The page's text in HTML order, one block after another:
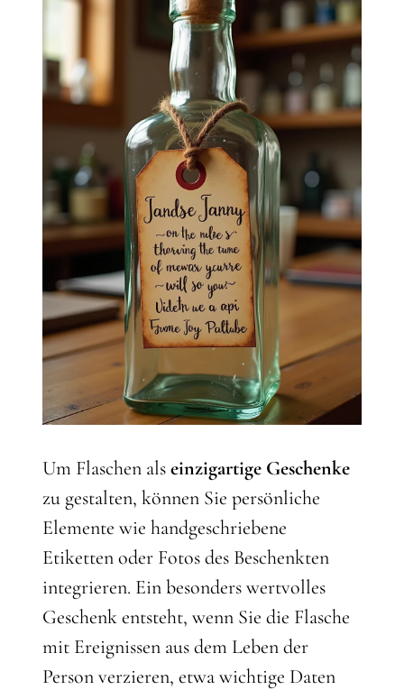
Um Flaschen alseinzigartige Geschenke
zu gestalten, können Sie persönliche
Elemente wie handgeschriebene
Etiketten oder Fotos des Beschenkten
integrieren. Ein besonders wertvolles
Geschenk entsteht, wenn Sie die Flasche
mit Ereignissen aus dem Leben der
Person verzieren, etwa wichtige Daten